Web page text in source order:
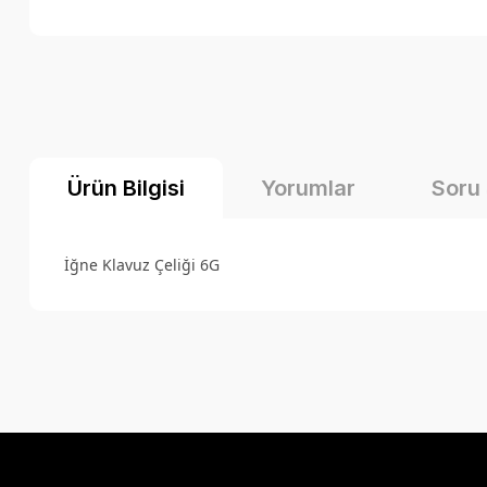
Ürün Bilgisi Yorumlar Soru
İğne Klavuz Çeliği 6G
Ürün resmi kalitesiz, bozuk veya görüntülenemiyor.